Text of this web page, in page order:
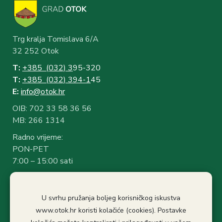
Trg kralja Tomislava 6/A
32 252 Otok
T: +385 (032) 395-320
T: +385 (032) 394-145
E: info@otok.hr
OIB: 702 33 58 36 56
MB: 266 1314
Radno vrijeme:
PON-PET
7:00 – 15:00 sati
Stanka: 10:30-11.00
U svrhu pružanja boljeg korisničkog iskustva
www.otok.hr koristi kolačiće (cookies). Postavke